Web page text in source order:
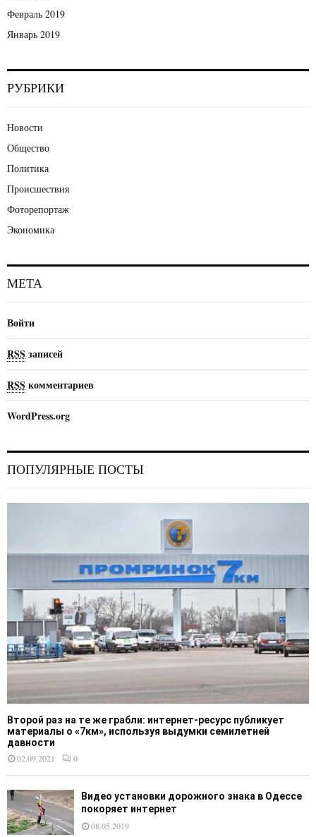
Февраль 2019
Январь 2019
РУБРИКИ
Новости
Общество
Политика
Происшествия
Фоторепортаж
Экономика
МЕТА
Войти
RSS записей
RSS комментариев
WordPress.org
ПОПУЛЯРНЫЕ ПОСТЫ
Второй раз на те же грабли: интернет-ресурс публикует
материалы о «7км», используя выдумки семилетней
давности
02.09.2021
0
Видео установки дорожного знака в Одессе
покоряет интернет
08.05.2019